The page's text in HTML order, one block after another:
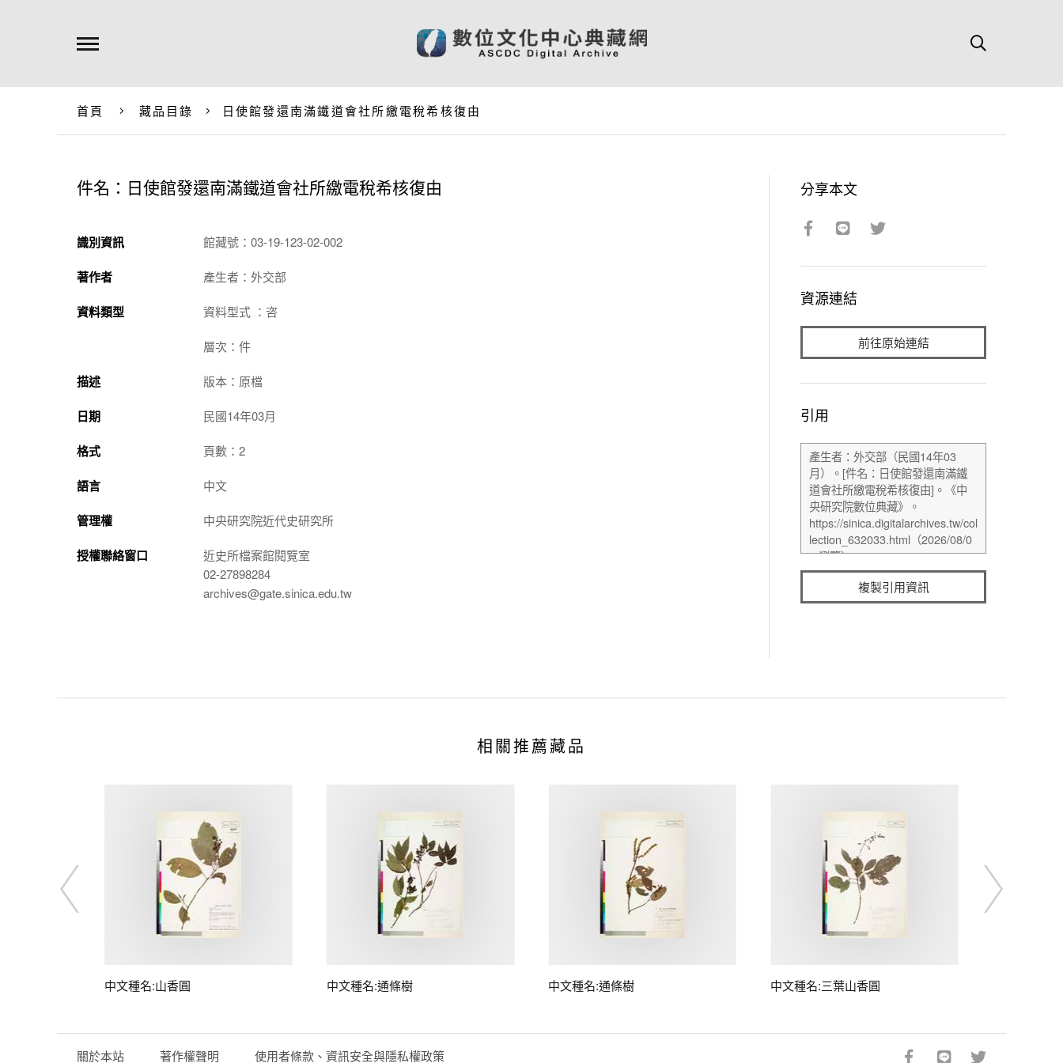
首頁 藏品目錄 日使館發還南滿鐵道會社所繳電稅希核復由
件名：日使館發還南滿鐵道會社所繳電稅希核復由
識別資訊 館藏號：03-19-123-02-002
著作者 產生者：外交部
資料類型 資料型式 ：咨
層次：件
描述 版本：原檔
日期 民國14年03月
格式 頁數：2
語言 中文
管理權 中央研究院近代史研究所
授權聯絡窗口
近史所檔案館閱覽室
02-27898284
archives@gate.sinica.edu.tw
分享本文
資源連結
前往原始連結
引用
複製引用資訊
相關推薦藏品
中文種名:山香圓 中文種名:通條樹 中文種名:通條樹 中文種名:三葉山香圓
關於本站 著作權聲明 使用者條款、資訊安全與隱私權政策